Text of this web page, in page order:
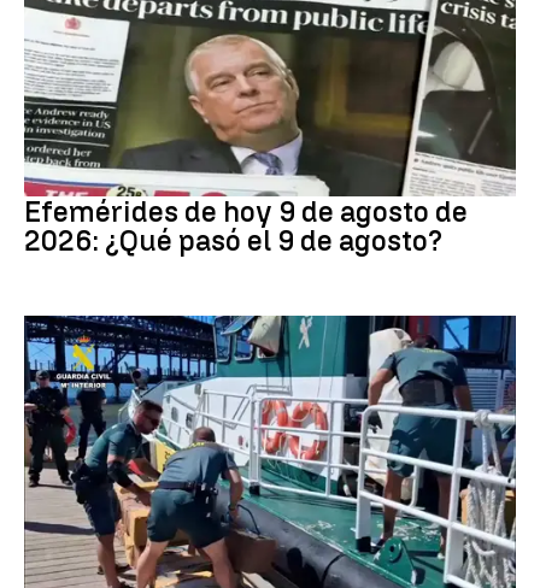
Efemérides
Efemérides de hoy 9 de agosto de
2026: ¿Qué pasó el 9 de agosto?
Tráfico de drogas